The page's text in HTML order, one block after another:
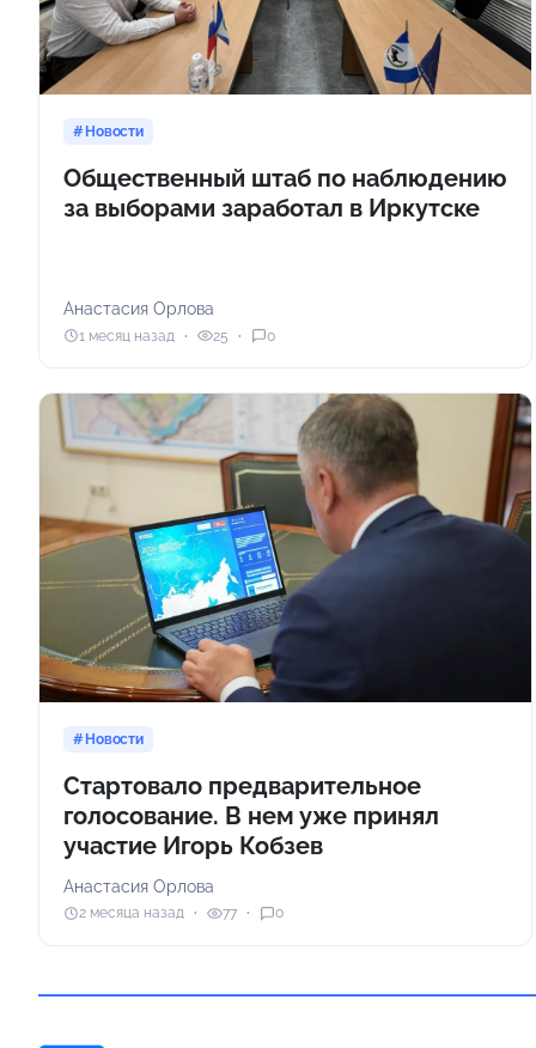
Новости
Общественный штаб по наблюдению
за выборами заработал в Иркутске
Анастасия Орлова
1 месяц назад 25 0
Новости
Стартовало предварительное
голосование. В нем уже принял
участие Игорь Кобзев
Анастасия Орлова
2 месяца назад 77 0